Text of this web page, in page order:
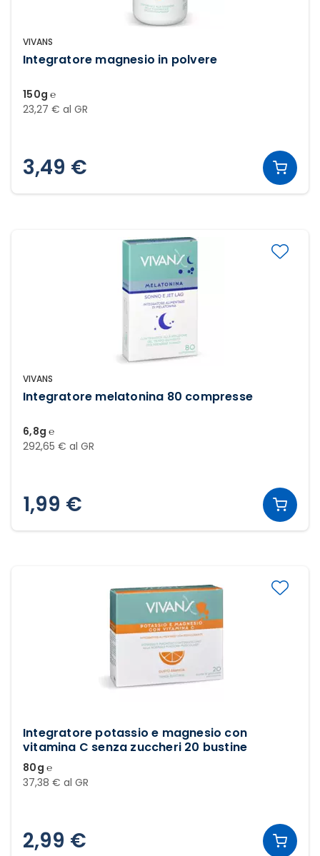
VIVANS
Integratore magnesio in polvere
150g ℮
23,27 € al GR
3,49 €
VIVANS
Integratore melatonina 80 compresse
6,8g ℮
292,65 € al GR
1,99 €
Integratore potassio e magnesio con
vitamina C senza zuccheri 20 bustine
80g ℮
37,38 € al GR
2,99 €